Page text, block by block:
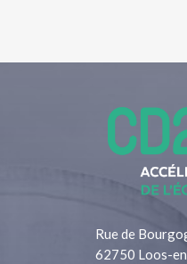
Rue de
62750 Loos-